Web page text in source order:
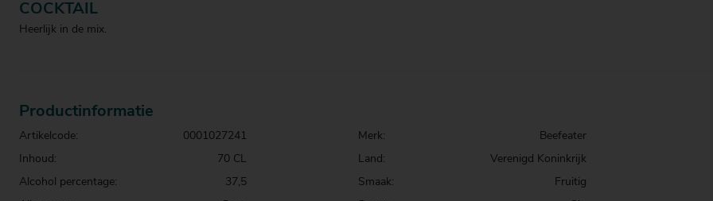
COCKTAIL
Heerlijk in de mix.
Productinformatie
Artikelcode:
0001027241
Inhoud:
70 CL
Alcohol percentage:
37,5
Merk:
Beefeater
Land:
Verenigd Koninkrijk
Smaak:
Fruitig